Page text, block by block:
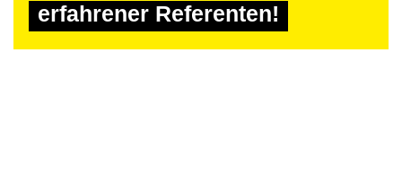
erfahrener Referenten!